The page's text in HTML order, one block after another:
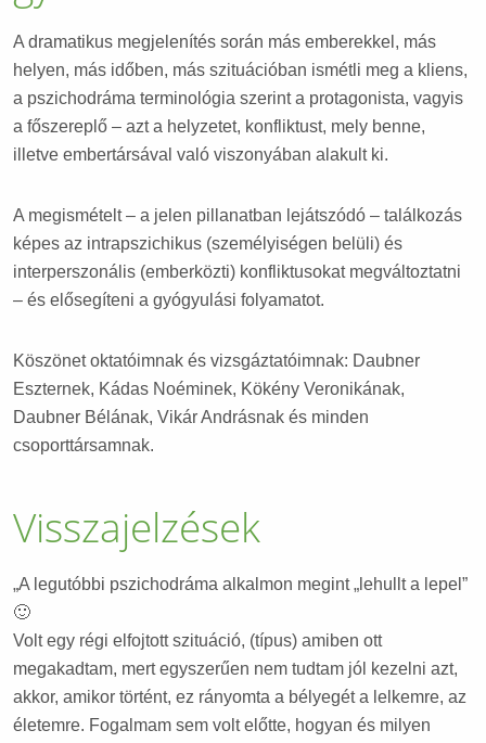
A dramatikus megjelenítés során más emberekkel, más
helyen, más időben, más szituációban ismétli meg a kliens,
a pszichodráma terminológia szerint a protagonista, vagyis
a főszereplő – azt a helyzetet, konfliktust, mely benne,
illetve embertársával való viszonyában alakult ki.
A megismételt – a jelen pillanatban lejátszódó – találkozás
képes az intrapszichikus (személyiségen belüli) és
interperszonális (emberközti) konfliktusokat megváltoztatni
– és elősegíteni a gyógyulási folyamatot.
Köszönet oktatóimnak és vizsgáztatóimnak: Daubner
Eszternek, Kádas Noéminek, Kökény Veronikának,
Daubner Bélának, Vikár Andrásnak és minden
csoporttársamnak.
Visszajelzések
„A legutóbbi pszichodráma alkalmon megint „lehullt a lepel”
🙂
Volt egy régi elfojtott szituáció, (típus) amiben ott
megakadtam, mert egyszerűen nem tudtam jól kezelni azt,
akkor, amikor történt, ez rányomta a bélyegét a lelkemre, az
életemre. Fogalmam sem volt előtte, hogyan és milyen